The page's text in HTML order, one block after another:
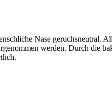
Nase geruchsneutral.
werden. Durch die